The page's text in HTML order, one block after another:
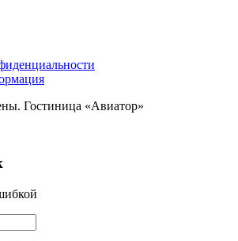
Гостиница «Авиатор»